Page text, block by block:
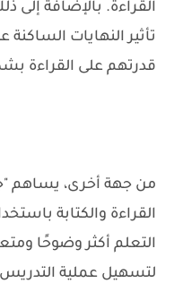
القراءة. بالإضافة
تأثير النهايات
قدرتهم على القراءة
من جهة أخرى، يساهم
القراءة والكتابة
التعلم أكثر وضوحًا
لتسهيل عملية